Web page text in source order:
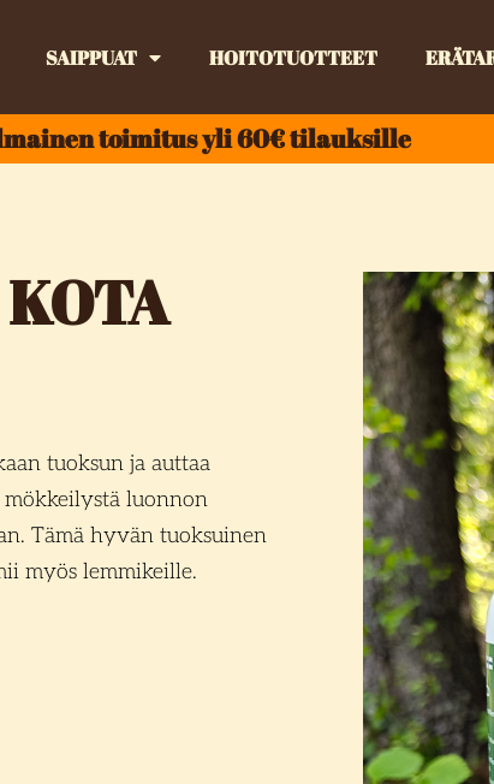
SAIPPUAT HOITOTUOTTEET
toimitus yli 60€ tilauksille
tuoksun ja auttaa
mökkeilystä luonnon
Tämä hyvän tuoksuinen
myös lemmikeille.